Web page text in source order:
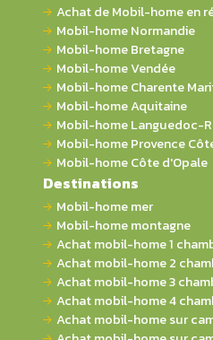
Achat de Mobil-home en
Mobil-home Normandie
Mobil-home Bretagne
Mobil-home Vendée
Mobil-home Charente
Mobil-home Aquitaine
Mobil-home Languedoc-
Mobil-home Provence
Mobil-home Côte d'Opale
Destinations
Mobil-home mer
Mobil-home montagne
Achat mobil-home 1
Achat mobil-home 2
Achat mobil-home 3
Achat mobil-home 4
Achat mobil-home sur